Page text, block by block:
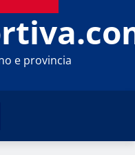
e provincia